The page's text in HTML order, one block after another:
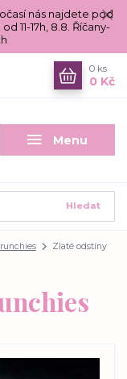
nás najdete pod
11-17h, 8.8. Říčany-
Menu
Hledat
0 ks
0 Kč
Zlaté odstíny